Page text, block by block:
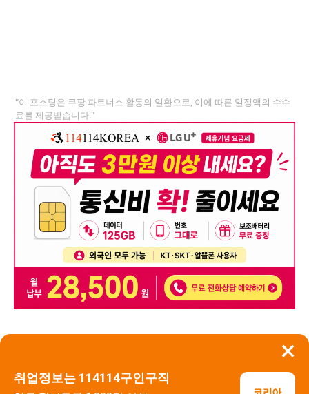
×
취업정보는 114114구인구직
"이 포스팅은 쿠팡 파트너스 활동의 일환으로, 이에 따른 일정액의 수수
료를 제공받습니다."